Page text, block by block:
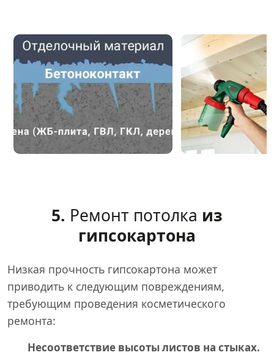
5. Ремонт потолка из
гипсокартона
Низкая прочность гипсокартона может
приводить к следующим повреждениям,
требующим проведения косметического
ремонта:
Несоответствие высоты листов на стыках.